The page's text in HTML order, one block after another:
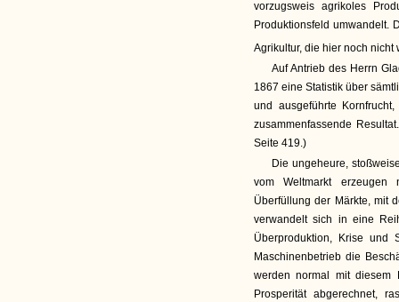
vorzugsweis agrikoles
Produktionsfeld umwandelt.
Agrikultur, die hier noch nicht
Auf Antrieb des Herrn
1867 eine Statistik über
und ausgeführte
zusammenfassende
Seite 419.)
Die ungeheure,
vom Weltmarkt erzeugen
Überfüllung der Märkte, mit
verwandelt sich in eine
Überproduktion, Krise und
Maschinenbetrieb die
werden normal mit diesem
Prosperität abgerechnet,